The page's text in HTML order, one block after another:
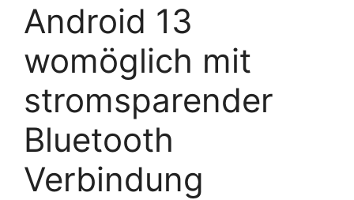
Android 13
womöglich mit
stromsparender
Bluetooth
Verbindung